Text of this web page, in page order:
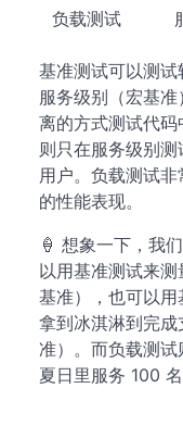
负载测试
基准测试可以测
服务级别（宏基
离的方式测试代
则只在服务级别
用户。负载测试
的性能表现。
🍦 想象一下，我
以用基准测试来
基准），也可以用
拿到冰淇淋到完
准）。而负载测
夏日里服务 100 名